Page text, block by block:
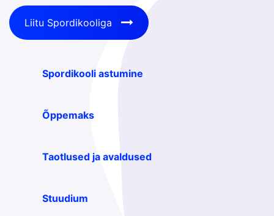
Liitu Spordikooliga
Spordikooli astumine
Õppemaks
Taotlused ja avaldused
Stuudium